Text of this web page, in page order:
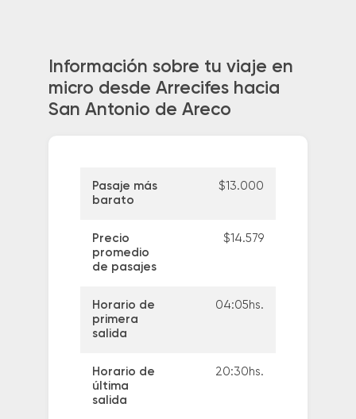
Información sobre tu viaje en
micro desde Arrecifes hacia
San Antonio de Areco
Pasaje más
barato
$13.000
Precio
promedio
de pasajes
$14.579
Horario de
primera
salida
04:05hs.
Horario de
última
salida
20:30hs.